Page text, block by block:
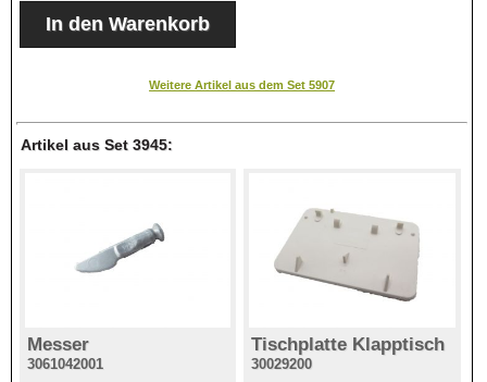
Weitere Artikel aus dem Set 5907
Artikel aus Set 3945:
Messer
3061042001
Tischplatte Klapptisch
30029200